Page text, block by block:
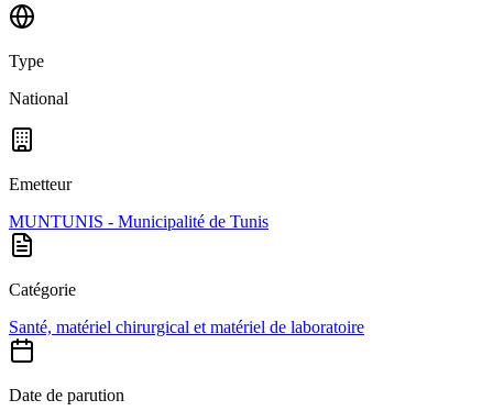
Type
National
Emetteur
MUNTUNIS - Municipalité de Tunis
Catégorie
Santé, matériel chirurgical et matériel de laboratoire
Date de parution